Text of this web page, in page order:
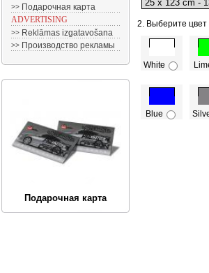
>> Подарочная карта
ADVERTISING
>> Reklāmas izgatavošana
>> Производство рекламы
Подарочная карта
2. Выберите цвет
White
Blue